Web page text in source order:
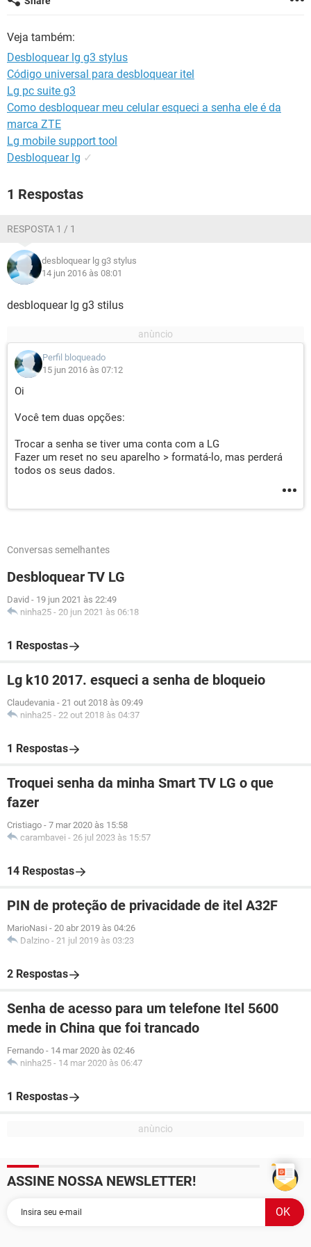
GUIA DE COMPRAS
Veja também:
Desbloquear lg g3 stylus
Código universal para desbloquear itel
Lg pc suite g3
Como desbloquear meu celular esqueci a senha ele é da
marca ZTE
Lg mobile support tool
Desbloquear lg ✓
1 Respostas
RESPOSTA 1 / 1
desbloquear lg g3 stylus
14 jun 2016 às 08:01
desbloquear lg g3 stilus
Perfil bloqueado
15 jun 2016 às 07:12
Oi
Você tem duas opções:
Trocar a senha se tiver uma conta com a LG
Fazer um reset no seu aparelho > formatá-lo, mas perderá
todos os seus dados.
Conversas semelhantes
Desbloquear TV LG
David - 19 jun 2021 às 22:49
ninha25 - 20 jun 2021 às 06:18
1 Respostas
Lg k10 2017. esqueci a senha de bloqueio
Claudevania - 21 out 2018 às 09:49
ninha25 - 22 out 2018 às 04:37
1 Respostas
Troquei senha da minha Smart TV LG o que
fazer
Cristiago - 7 mar 2020 às 15:58
carambavei - 26 jul 2023 às 15:57
14 Respostas
PIN de proteção de privacidade de itel A32F
MarioNasi - 20 abr 2019 às 04:26
Dalzino - 21 jul 2019 às 03:23
2 Respostas
Senha de acesso para um telefone Itel 5600
mede in China que foi trancado
Fernando - 14 mar 2020 às 02:46
ninha25 - 14 mar 2020 às 06:47
1 Respostas
ASSINE NOSSA NEWSLETTER!